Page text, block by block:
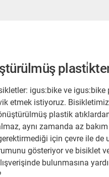
igus:bike ve
etmek istiyoruz.
plastik
aynı zamanda az
için çevre ile
gösteriyor ve bisiklet
bulunmasına